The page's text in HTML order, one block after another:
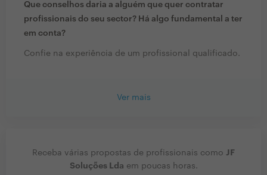
Que conselhos daria a alguém que quer contratar
profissionais do seu sector? Há algo fundamental a ter
em conta?
Confie na experiência de um profissional qualificado.
Ver mais
Receba várias propostas de profissionais como JF
Soluções Lda em poucas horas.